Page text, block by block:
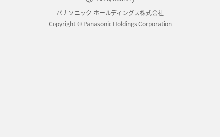
パナソニック ホールディングス株式会社
Copyright © Panasonic Holdings Corporation